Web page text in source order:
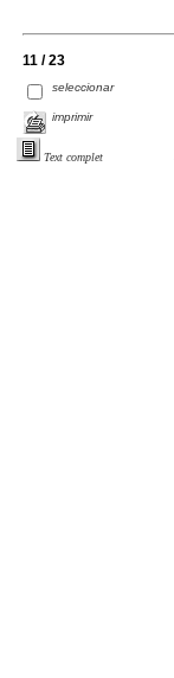
11 / 23
seleccionar
imprimir
Text complet